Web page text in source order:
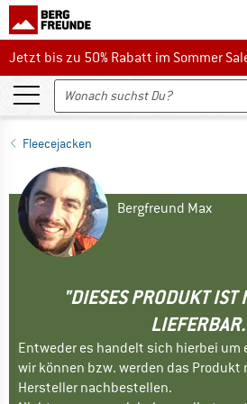
Jetzt bis zu 50% Rabatt im Sommer Sale
Jetzt bis zu 50% Rabatt im Sommer
Fleecejacken
Bergfreund Max
"DIESES PRODUKT IST
Entweder es handelt sich hierbei um
wir können bzw. werden das Produkt
Hersteller nachbestellen.